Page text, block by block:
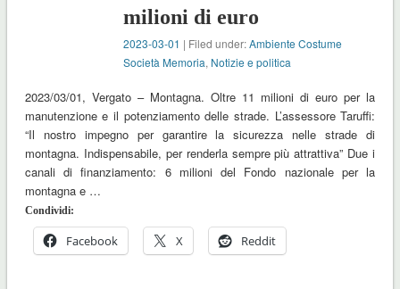
milioni di euro
2023-03-01 | Filed under:Ambiente Costume
Società Memoria, Notizie e politica
2023/03/01, Vergato – Montagna. Oltre 11 milioni di euro per la
manutenzione e il potenziamento delle strade. L’assessore Taruffi:
“Il nostro impegno per garantire la sicurezza nelle strade di
montagna. Indispensabile, per renderla sempre più attrattiva” Due i
canali di finanziamento: 6 milioni del Fondo nazionale per la
montagna e …
Condividi:
Facebook X Reddit